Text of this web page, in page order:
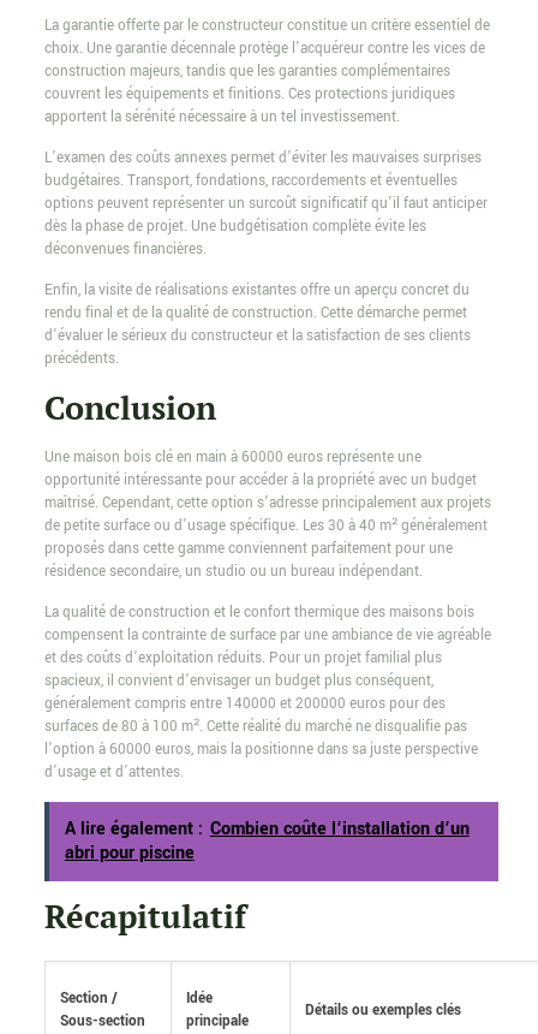
La garantie offerte par le constructeur constitue un critère essentiel de
choix. Une garantie décennale protège l’acquéreur contre les vices de
construction majeurs, tandis que les garanties complémentaires
couvrent les équipements et finitions. Ces protections juridiques
apportent la sérénité nécessaire à un tel investissement.
L’examen des coûts annexes permet d’éviter les mauvaises surprises
budgétaires. Transport, fondations, raccordements et éventuelles
options peuvent représenter un surcoût significatif qu’il faut anticiper
dès la phase de projet. Une budgétisation complète évite les
déconvenues financières.
Enfin, la visite de réalisations existantes offre un aperçu concret du
rendu final et de la qualité de construction. Cette démarche permet
d’évaluer le sérieux du constructeur et la satisfaction de ses clients
précédents.
Conclusion
Une maison bois clé en main à 60000 euros représente une
opportunité intéressante pour accéder à la propriété avec un budget
maîtrisé. Cependant, cette option s’adresse principalement aux projets
de petite surface ou d’usage spécifique. Les 30 à 40 m² généralement
proposés dans cette gamme conviennent parfaitement pour une
résidence secondaire, un studio ou un bureau indépendant.
La qualité de construction et le confort thermique des maisons bois
compensent la contrainte de surface par une ambiance de vie agréable
et des coûts d’exploitation réduits. Pour un projet familial plus
spacieux, il convient d’envisager un budget plus conséquent,
généralement compris entre 140000 et 200000 euros pour des
surfaces de 80 à 100 m². Cette réalité du marché ne disqualifie pas
l’option à 60000 euros, mais la positionne dans sa juste perspective
d’usage et d’attentes.
A lire également : Combien coûte l’installation d’un
abri pour piscine
Récapitulatif
Section /
Sous-section
Idée
principale
Détails ou exemples clés